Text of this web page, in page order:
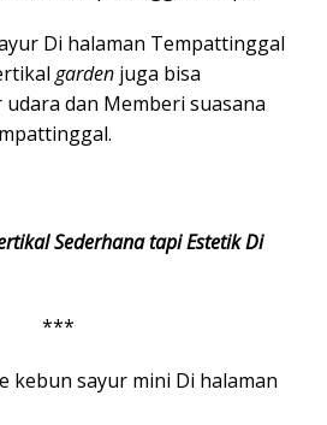
Di halaman Tempattinggal
garden juga bisa
dan Memberi suasana
Sederhana tapi Estetik Di
***
kebun sayur mini Di halaman